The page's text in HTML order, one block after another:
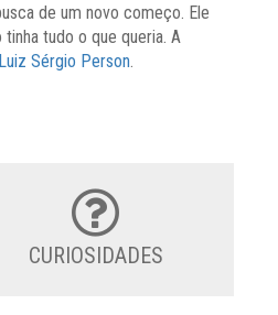
de um novo começo. Ele
tudo o que queria. A
Luiz Sérgio Person
CURIOSIDADES